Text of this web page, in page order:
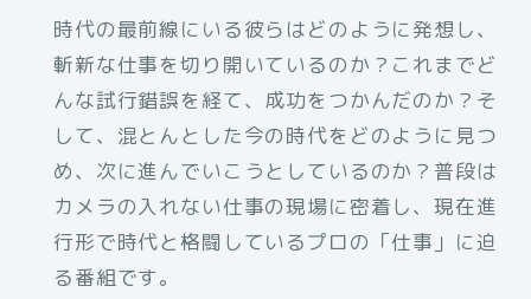
時代の最前線にいる彼らはどのように発想し、
斬新な仕事を切り開いているのか？これまでど
んな試行錯誤を経て、成功をつかんだのか？そ
して、混とんとした今の時代をどのように見つ
め、次に進んでいこうとしているのか？普段は
カメラの入れない仕事の現場に密着し、現在進
行形で時代と格闘しているプロの「仕事」に迫
る番組です。